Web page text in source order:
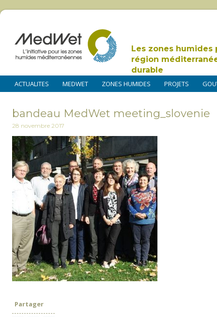
Les zones humides
région
durable
ACTUALITES MEDWET ZONES HUMIDES PROJETS
bandeau MedWet meeting_slovenie
28 novembre 2017
Partager